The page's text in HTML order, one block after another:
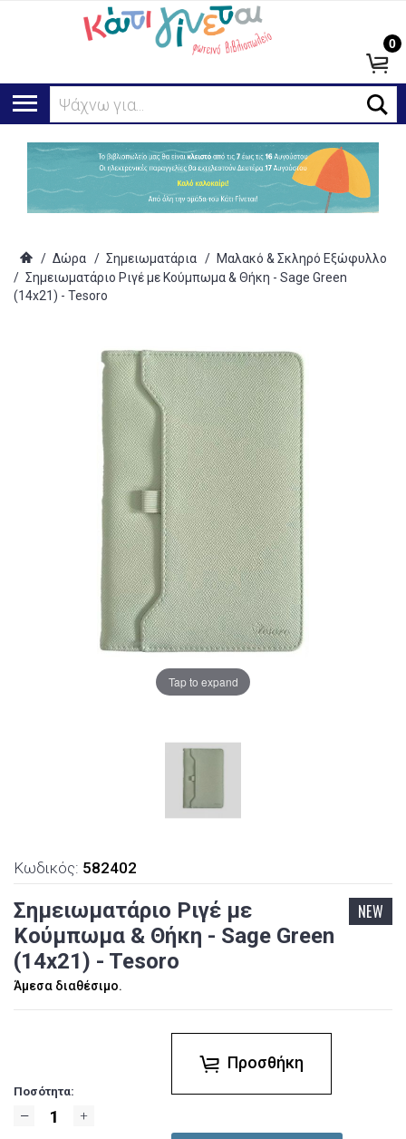
Ανα
0
/ Δώρα / Σημειωματάρια / Μαλακό & Σκληρό Εξώφυλλο
/ Σημειωματάριο Ριγέ με Κούμπωμα & Θήκη - Sage Green
(14x21) - Tesoro
Tap to expand
Κωδικός: 582402
Σημειωματάριο Ριγέ με
Κούμπωμα & Θήκη - Sage Green
(14x21) - Tesoro
NEW
Άμεσα διαθέσιμο.
Ποσότητα:
Προσθήκη